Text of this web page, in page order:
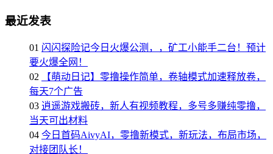
最近发表
01 闪闪探险记今日火爆公测，，矿工小能手二台！预计
要火爆全网！
02
【萌动日记】零撸操作简单，卷轴模式加速释放卷，
每天7个广告
03 逍遥游戏搬砖，新人有视频教程，多号多赚纯零撸，
当天可出材料
04 今日首码AivyAI，零撸新模式，新玩法，布局市场，
对接团队长！